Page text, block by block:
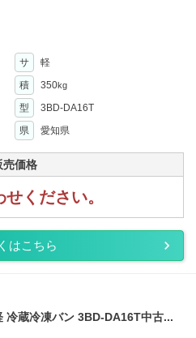
サ
軽
積 350kg
型
3BD-DA16T
県 愛知県
売価格
ください。
はこちら
冷蔵冷凍バン 3BD-DA16T中古...